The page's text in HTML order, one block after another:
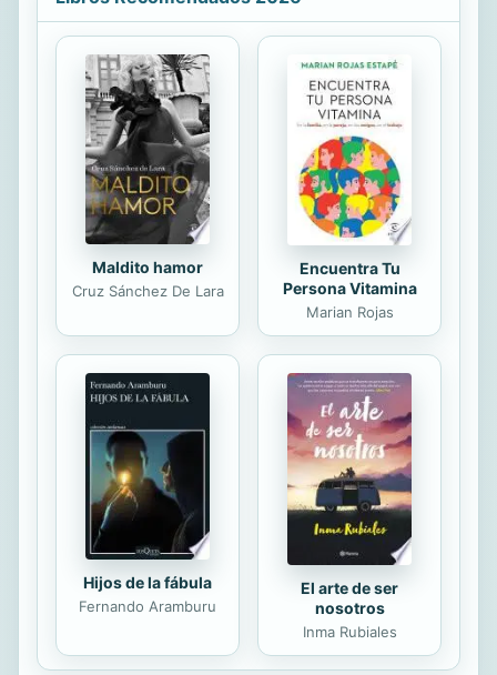
estaba arruinada. La única persona
que podía ayudarla era el hombre al
que ella había traicionado... Massimo
compró el cuerpo de Nikki para
vengarse y ella pagó con su corazón.
Pasión en privado Annie West
Stavros Denakis se puso como una
furia cuando Tessa Marlowe apareció
de...
Maldito hamor
Cruz Sánchez De Lara
Encuentra Tu
Persona Vitamina
Marian Rojas
Hijos de la fábula
Fernando Aramburu
El arte de ser
nosotros
Inma Rubiales